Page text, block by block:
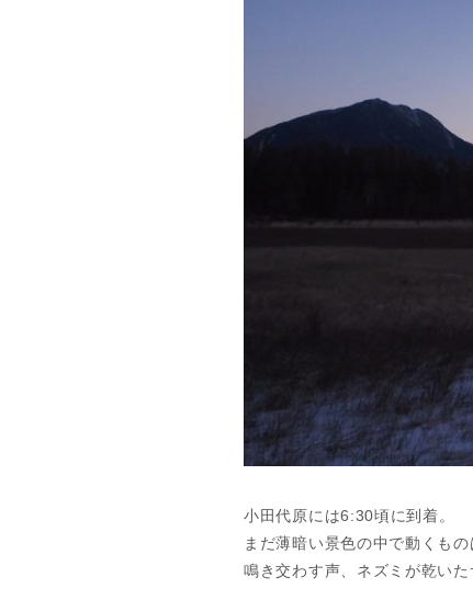
小田代原には6:30頃に到着。
まだ薄暗い景色の中で動くも
鳴き交わす声、ネズミが乾い